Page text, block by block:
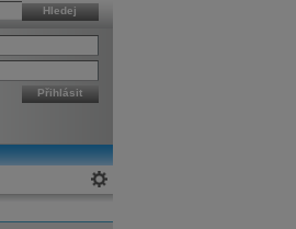
Hledej
Přihlásit